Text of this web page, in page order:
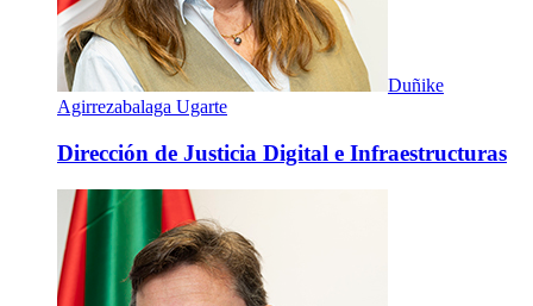
Duñike
Agirrezabalaga Ugarte
Dirección de Justicia Digital e Infraestructuras